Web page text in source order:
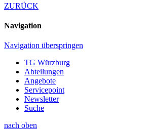
ZURÜCK
Navigation
Navigation überspringen
TG Würzburg
Abteilungen
Angebote
Servicepoint
Newsletter
Suche
nach oben